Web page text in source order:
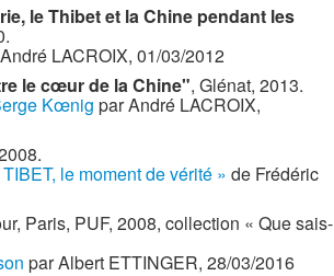
le Thibet et la Chine pendant les
LACROIX, 01/03/2012
le cœur de la Chine", Glénat, 2013.
Kœnig par André LACROIX,
le moment de vérité » de Frédéric
Paris, PUF, 2008, collection « Que sais-
par Albert ETTINGER, 28/03/2016